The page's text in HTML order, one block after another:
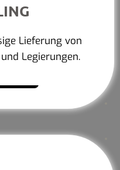
Lieferung von
Legierungen.